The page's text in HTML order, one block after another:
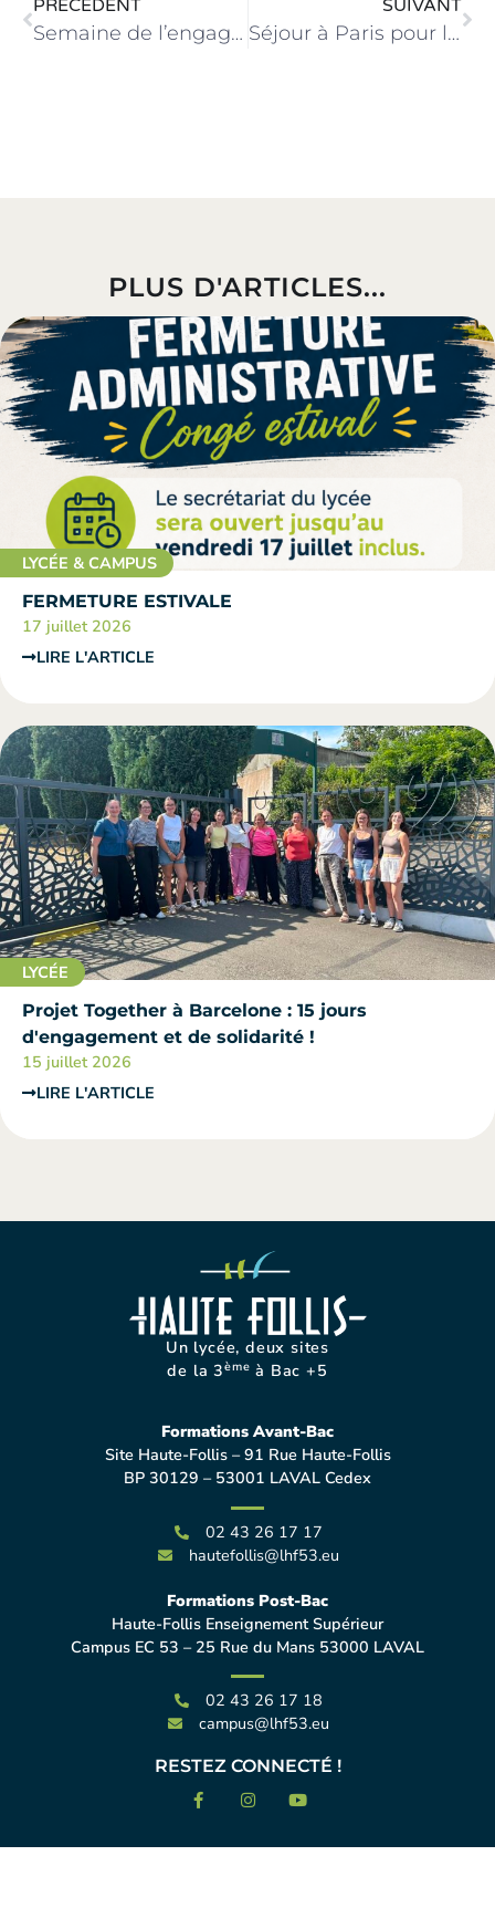
PRÉCÉDENT
Semaine de l’engagement sur le site Haute-Follis
SUIVANT
Séjour à Paris pour les élèves de 2ème année de CAP ATMFC
PLUS D'ARTICLES...
LYCÉE & CAMPUS
FERMETURE ESTIVALE
17 juillet 2026
LIRE L'ARTICLE
LYCÉE
Projet Together à Barcelone : 15 jours
d'engagement et de solidarité !
15 juillet 2026
LIRE L'ARTICLE
Un lycée, deux sites
de la 3ème à Bac +5
Formations Avant-Bac
Site Haute-Follis – 91 Rue Haute-Follis
BP 30129 – 53001 LAVAL Cedex
02 43 26 17 17
hautefollis@lhf53.eu
Formations Post-Bac
Haute-Follis Enseignement Supérieur
Campus EC 53 – 25 Rue du Mans 53000 LAVAL
02 43 26 17 18
campus@lhf53.eu
RESTEZ CONNECTÉ !